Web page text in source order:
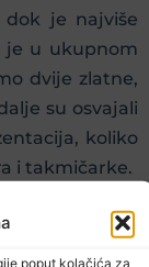
poput kolačića za
je najviše
je u ukupnom
dvije zlatne,
su osvajali
koliko
i takmičarke.